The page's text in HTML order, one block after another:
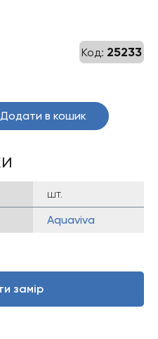
Код: 25233
Додати в кошик
шт.
Aquaviva
замір